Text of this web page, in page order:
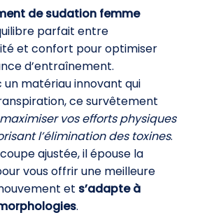
de sudation femme
parfait entre
et confort pour optimiser
d’entraînement.
un matériau innovant qui
ce survêtement
maximiser vos efforts physiques
l’élimination des toxines.
ajustée, il épouse la
vous offrir une meilleure
et s’adapte à
.